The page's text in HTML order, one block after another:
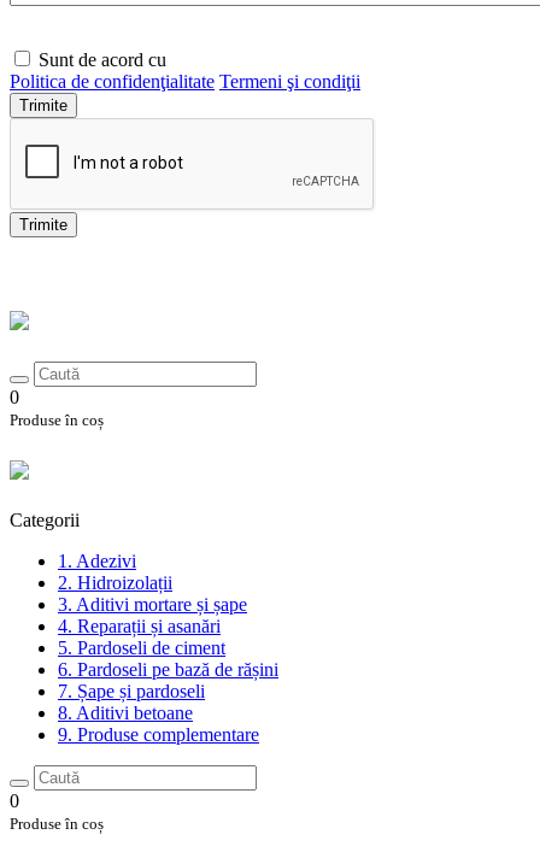
Sunt de acord cu
Politica de confidenţialitate Termeni şi condiţii
Trimite
Trimite
0
Produse în coș
Categorii
1. Adezivi
2. Hidroizolații
3. Aditivi mortare și șape
4. Reparații și asanări
5. Pardoseli de ciment
6. Pardoseli pe bază de rășini
7. Șape și pardoseli
8. Aditivi betoane
9. Produse complementare
0
Produse în coș